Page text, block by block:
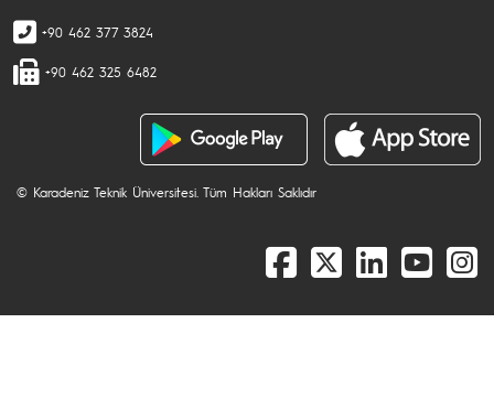
+90 462 377 3824
+90 462 325 6482
© Karadeniz Teknik Üniversitesi. Tüm Hakları Saklıdır